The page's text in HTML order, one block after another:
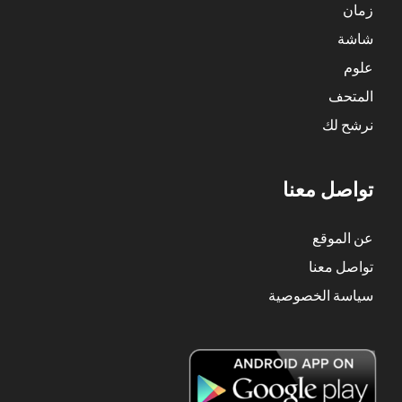
زمان
شاشة
علوم
المتحف
نرشح لك
تواصل معنا
عن الموقع
تواصل معنا
سياسة الخصوصية